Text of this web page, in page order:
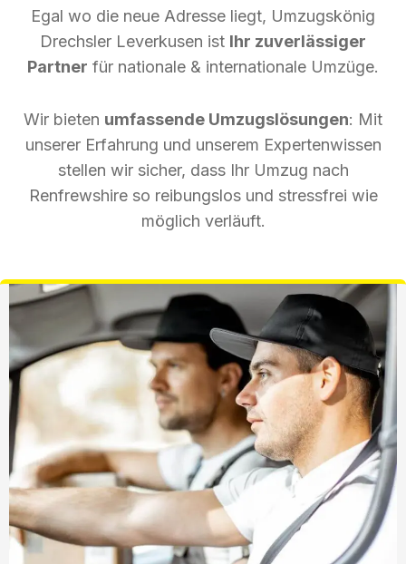
Egal wo die neue Adresse liegt, Umzugskönig
Drechsler Leverkusen ist Ihr zuverlässiger
Partner für nationale & internationale Umzüge.
Wir bieten umfassende Umzugslösungen: Mit
unserer Erfahrung und unserem Expertenwissen
stellen wir sicher, dass Ihr Umzug nach
Renfrewshire so reibungslos und stressfrei wie
möglich verläuft.